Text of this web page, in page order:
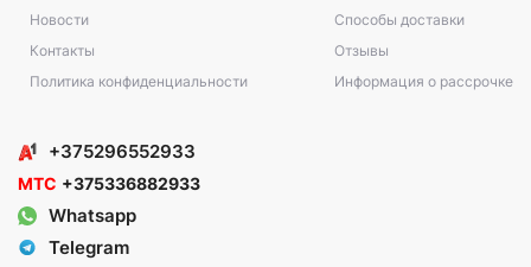
Новости
Контакты
Политика конфиденциальности
Способы доставки
Отзывы
Информация о рассрочке
+375296552933
МТС +375336882933
Whatsapp
Telegram